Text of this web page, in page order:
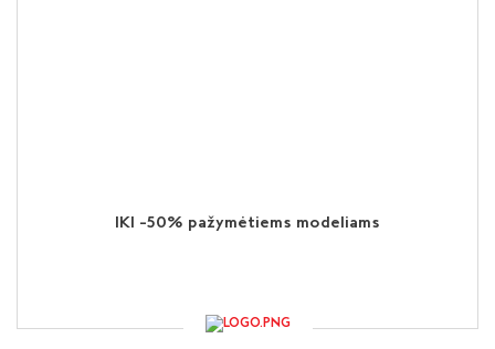
IKI -50% pažymėtiems modeliams